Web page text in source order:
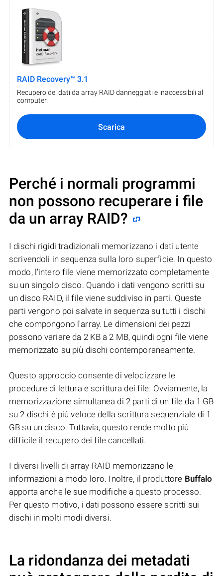
RAID Recovery™ 3.1
Recupero dei dati da array RAID danneggiati e inaccessibili al
computer.
Scarica
Perché i normali programmi
non possono recuperare i file
da un array RAID?
I dischi rigidi tradizionali memorizzano i dati utente
scrivendoli in sequenza sulla loro superficie. In questo
modo, l'intero file viene memorizzato completamente
su un singolo disco. Quando i dati vengono scritti su
un disco RAID, il file viene suddiviso in parti. Queste
parti vengono poi salvate in sequenza su tutti i dischi
che compongono l'array. Le dimensioni dei pezzi
possono variare da 2 KB a 2 MB, quindi ogni file viene
memorizzato su più dischi contemporaneamente.
Questo approccio consente di velocizzare le
procedure di lettura e scrittura dei file. Ovviamente, la
memorizzazione simultanea di 2 parti di un file da 1 GB
su 2 dischi è più veloce della scrittura sequenziale di 1
GB su un disco. Tuttavia, questo rende molto più
difficile il recupero dei file cancellati.
I diversi livelli di array RAID memorizzano le
informazioni a modo loro. Inoltre, il produttore Buffalo
apporta anche le sue modifiche a questo processo.
Per questo motivo, i dati possono essere scritti sui
dischi in molti modi diversi.
La ridondanza dei metadati